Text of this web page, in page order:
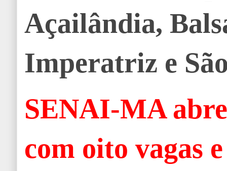
Açailândia,
Imperatriz e
SENAI-MA
com oito vagas